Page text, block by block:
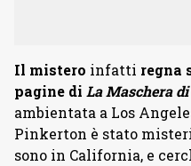
Il mistero infatti regna
pagine di La Maschera di
ambientata a Los
Pinkerton è stato
sono in California, e